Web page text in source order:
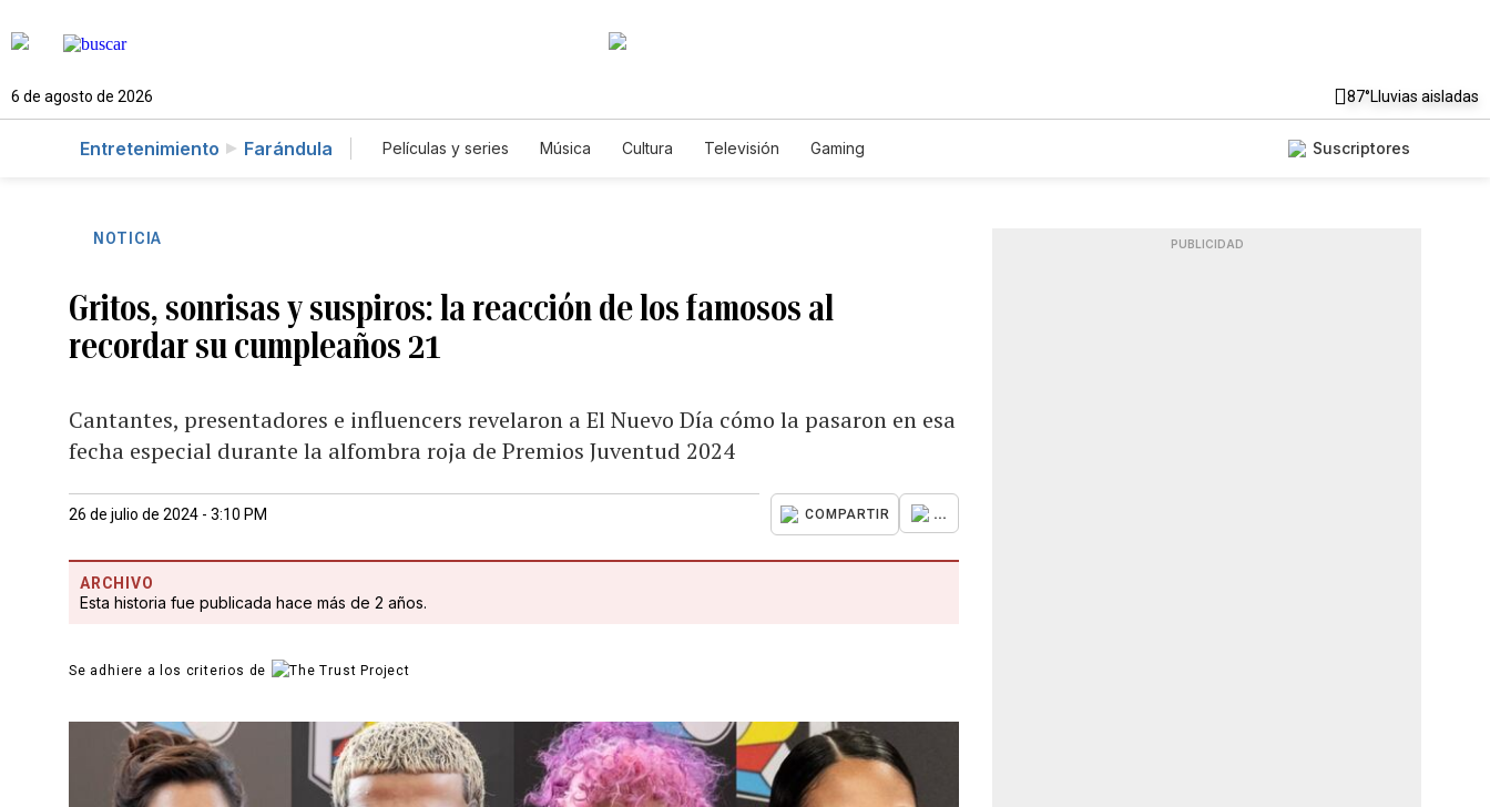
6 de agosto de 2026 87°Lluvias aisladas
Entretenimiento Farándula Películas y series Música Cultura Televisión Gaming Suscriptores
NOTICIA
Gritos, sonrisas y suspiros: la reacción de los famosos al
recordar su cumpleaños 21
Cantantes, presentadores e influencers revelaron a El Nuevo Día cómo la pasaron en esa
fecha especial durante la alfombra roja de Premios Juventud 2024
26 de julio de 2024 - 3:10 PM COMPARTIR ...
ARCHIVO
Esta historia fue publicada hace más de 2 años.
Se adhiere a los criterios de
PUBLICIDAD